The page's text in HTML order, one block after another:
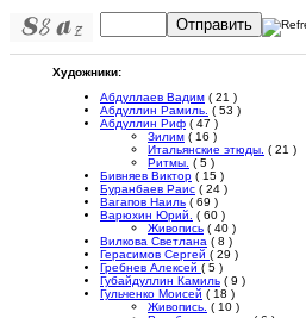
Отправить
Художники:
Абдуллаев Вадим ( 21 )
Абдуллин Рамиль. ( 53 )
Абдуллин Риф ( 47 )
Зилим ( 16 )
Итальянские этюды. ( 21 )
Ритмы. ( 5 )
Бивняев Виктор ( 15 )
Буранбаев Раис ( 24 )
Вагапов Наиль ( 69 )
Варюхин Юрий. ( 60 )
Живопись ( 40 )
Вилкова Светлана ( 8 )
Герасимов Сергей ( 29 )
Гребнев Алексей ( 5 )
Губайдуллин Камиль ( 9 )
Гульченко Моисей ( 18 )
Живопись. ( 10 )